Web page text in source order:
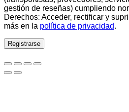
gestión de reseñas) cumpliendo
Derechos: Acceder, rectificar y
más en la política de privacidad.
Registrarse